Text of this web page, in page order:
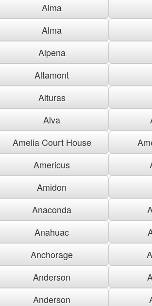
Alma
Alma
Alpena
Altamont
Alturas
Alva
Amelia Court House
Americus
Amidon
Anaconda
Anahuac
Anchorage
Anderson
Anderson